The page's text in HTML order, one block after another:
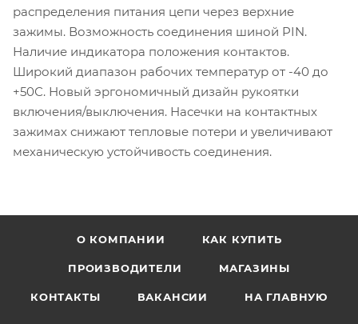
распределения питания цепи через верхние
зажимы. Возможность соединения шиной PIN.
Наличие индикатора положения контактов.
Широкий диапазон рабочих температур от -40 до
+50С. Новый эргономичный дизайн рукоятки
включения/выключения. Насечки на контактных
зажимах снижают тепловые потери и увеличивают
механическую устойчивость соединения.
О КОМПАНИИ КАК КУПИТЬ
ПРОИЗВОДИТЕЛИ МАГАЗИНЫ
КОНТАКТЫ ВАКАНСИИ НА ГЛАВНУЮ